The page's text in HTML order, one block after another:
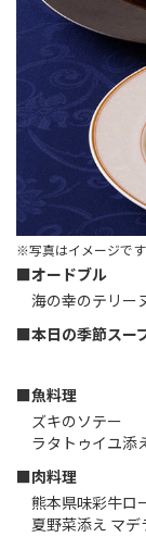
※写真はイメージです
■オードブル
海の幸のテリー
■本日の季節スー
■魚料理
ズキのソテー
ラタトゥイユ添
■肉料理
熊本県味彩牛ロ
夏野菜添え マデ